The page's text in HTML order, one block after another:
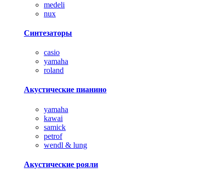
medeli
nux
Синтезаторы
casio
yamaha
roland
Акустические пианино
yamaha
kawai
samick
petrof
wendl & lung
Акустические рояли